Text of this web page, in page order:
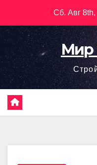
содержимому
Сб. Авг
Мир